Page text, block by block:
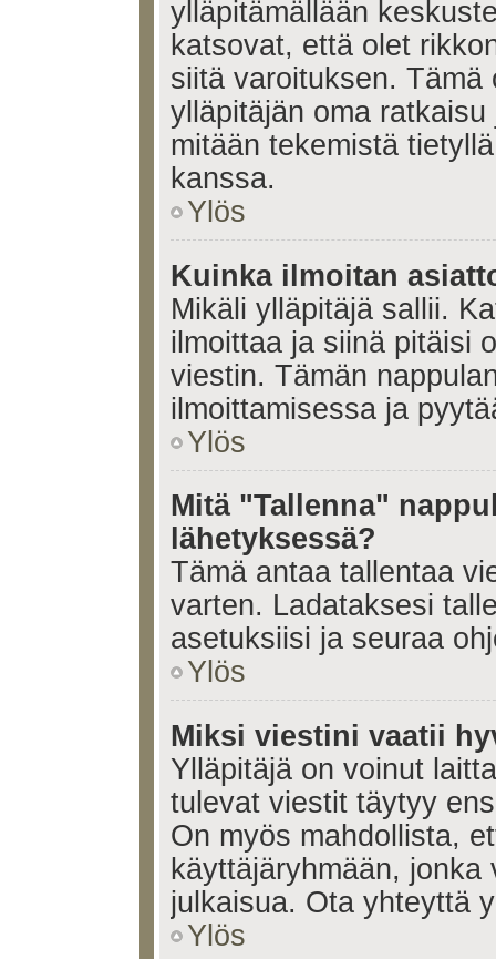
ylläpitämällään
katsovat, että olet
siitä varoituksen.
ylläpitäjän oma
mitään tekemistä
kanssa.
Ylös
Kuinka ilmoitan
Mikäli ylläpitäjä sallii.
ilmoittaa ja siinä pitäisi
viestin. Tämän
ilmoittamisessa ja
Ylös
Mitä "Tallenna"
lähetyksessä?
Tämä antaa tallentaa
varten. Ladataksesi
asetuksiisi ja seuraa
Ylös
Miksi viestini vaatii
Ylläpitäjä on voinut
tulevat viestit täytyy
On myös mahdollista,
käyttäjäryhmään,
julkaisua. Ota yhteyttä
Ylös